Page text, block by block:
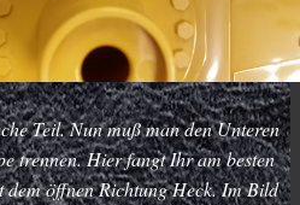
Teil. Nun muß man den Unteren
trennen. Hier fangt Ihr am besten
dem öffnen Richtung Heck. Im Bild